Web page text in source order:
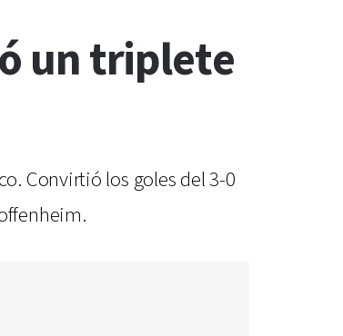
un triplete
Convirtió los goles del 3-0